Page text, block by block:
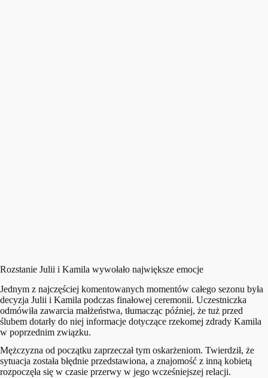
Rozstanie Julii i Kamila wywołało największe emocje
Jednym z najczęściej komentowanych momentów całego sezonu była
decyzja Julii i Kamila podczas finałowej ceremonii. Uczestniczka
odmówiła zawarcia małżeństwa, tłumacząc później, że tuż przed
ślubem dotarły do niej informacje dotyczące rzekomej zdrady Kamila
w poprzednim związku.
Mężczyzna od początku zaprzeczał tym oskarżeniom. Twierdził, że
sytuacja została błędnie przedstawiona, a znajomość z inną kobietą
rozpoczęła się w czasie przerwy w jego wcześniejszej relacji.